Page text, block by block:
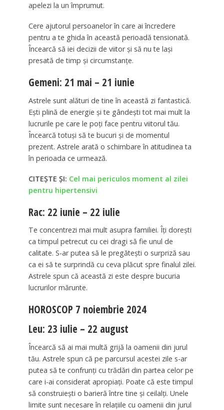
apelezi la un împrumut.
Cere ajutorul persoanelor în care ai încredere
pentru a te ghida în această perioadă tensionată.
Încearcă să iei decizii de viitor și să nu te lași
presată de timp și circumstanțe.
Gemeni: 21 mai – 21 iunie
Astrele sunt alături de tine în această zi fantastică.
Ești plină de energie și te gândești tot mai mult la
lucrurile pe care le poți face pentru viitorul tău.
Încearcă totuși să te bucuri și de momentul
prezent. Astrele arată o schimbare în atitudinea ta
în perioada ce urmează.
CITEȘTE ȘI: Cel mai periculos moment al zilei
pentru hipertensivi
Rac: 22 iunie – 22 iulie
Te concentrezi mai mult asupra familiei. Îți dorești
ca timpul petrecut cu cei dragi să fie unul de
calitate. S-ar putea să le pregătești o surpriză sau
ca ei să te surprindă cu ceva plăcut spre finalul zilei.
Astrele spun că această zi este despre bucuria
lucrurilor mărunte.
HOROSCOP 7 noiembrie 2024
Leu: 23 iulie – 22 august
Încearcă să ai mai multă grijă la oamenii din jurul
tău. Astrele spun că pe parcursul acestei zile s-ar
putea să te confrunți cu trădări din partea celor pe
care i-ai considerat apropiați. Poate că este timpul
să construiești o barieră între tine și ceilalți. Unele
limite sunt necesare în relațiile cu oamenii din jurul